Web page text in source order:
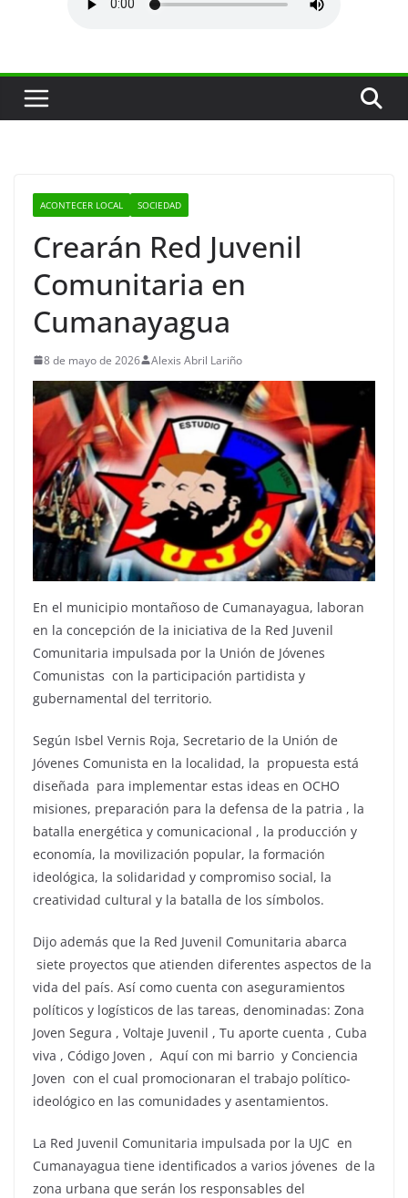
ACONTECER LOCAL SOCIEDAD
Crearán Red Juvenil
Comunitaria en
Cumanayagua
8 de mayo de 2026 Alexis Abril Lariño
En el municipio montañoso de Cumanayagua, laboran
en la concepción de la iniciativa de la Red Juvenil
Comunitaria impulsada por la Unión de Jóvenes
Comunistas con la participación partidista y
gubernamental del territorio.
Según Isbel Vernis Roja, Secretario de la Unión de
Jóvenes Comunista en la localidad, la propuesta está
diseñada para implementar estas ideas en OCHO
misiones, preparación para la defensa de la patria , la
batalla energética y comunicacional , la producción y
economía, la movilización popular, la formación
ideológica, la solidaridad y compromiso social, la
creatividad cultural y la batalla de los símbolos.
Dijo además que la Red Juvenil Comunitaria abarca
siete proyectos que atienden diferentes aspectos de la
vida del país. Así como cuenta con aseguramientos
políticos y logísticos de las tareas, denominadas: Zona
Joven Segura , Voltaje Juvenil , Tu aporte cuenta , Cuba
viva , Código Joven , Aquí con mi barrio y Conciencia
Joven con el cual promocionaran el trabajo político-
ideológico en las comunidades y asentamientos.
La Red Juvenil Comunitaria impulsada por la UJC en
Cumanayagua tiene identificados a varios jóvenes de la
zona urbana que serán los responsables del